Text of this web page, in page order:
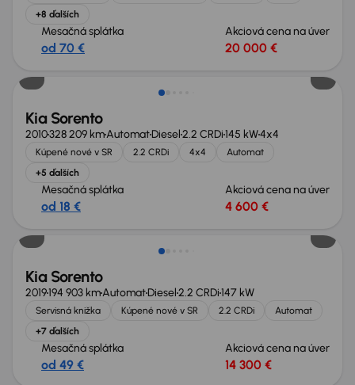
+8 ďalších
Mesačná splátka
od 70 €
Akciová cena na úver
20 000 €
Zlacnené o 800 €
Kia Sorento
2010328 209 kmAutomatDiesel2.2 CRDi145 kW4x4
Kúpené nové v SR 2.2 CRDi 4x4
Automat
+5 ďalších
Mesačná splátka
od 18 €
Akciová cena na úver
4 600 €
Možnosť odpočtu DPH
Kia Sorento
2019194 903 kmAutomatDiesel2.2 CRDi147 kW
Servisná knižka Kúpené nové v SR 2.2 CRDi
Automat
+7 ďalších
Mesačná splátka
od 49 €
Akciová cena na úver
14 300 €